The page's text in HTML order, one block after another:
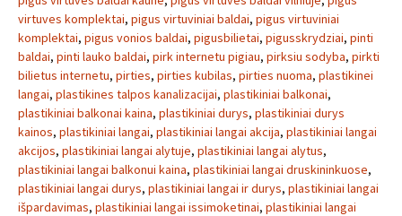
virtuves komplektai, pigus virtuviniai baldai, pigus virtuviniai
komplektai, pigus vonios baldai, pigusbilietai, pigusskrydziai, pinti
baldai, pinti lauko baldai, pirk internetu pigiau, pirksiu sodyba, pirkti
bilietus internetu, pirties, pirties kubilas, pirties nuoma, plastikinei
langai, plastikines talpos kanalizacijai, plastikiniai balkonai,
plastikiniai balkonai kaina, plastikiniai durys, plastikiniai durys
kainos, plastikiniai langai, plastikiniai langai akcija, plastikiniai langai
akcijos, plastikiniai langai alytuje, plastikiniai langai alytus,
plastikiniai langai balkonui kaina, plastikiniai langai druskininkuose,
plastikiniai langai durys, plastikiniai langai ir durys, plastikiniai langai
išpardavimas, plastikiniai langai issimoketinai, plastikiniai langai